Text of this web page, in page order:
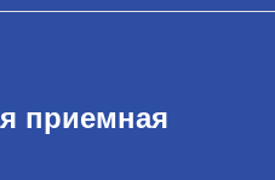
приемная